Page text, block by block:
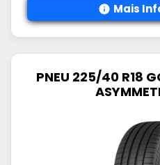
Mais
PNEU 225/40 R18